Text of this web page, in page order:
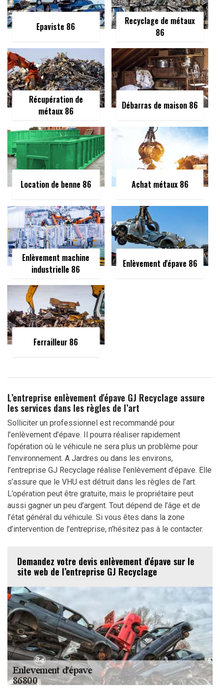
Epaviste 86
Recyclage de métaux
86
Récupération de
métaux 86
Débarras de maison 86
Location de benne 86 Achat métaux 86
Enlèvement machine
industrielle 86
Enlèvement d'épave 86
Ferrailleur 86
L’entreprise enlèvement d'épave GJ Recyclage assure
les services dans les règles de l’art
Solliciter un professionnel est recommandé pour
l’enlèvement d’épave. Il pourra réaliser rapidement
l’opération où le véhicule ne sera plus un problème pour
l’environnement. A Jardres ou dans les environs,
l’entreprise GJ Recyclage réalise l’enlèvement d’épave. Elle
s’assure que le VHU est détruit dans les règles de l’art.
L’opération peut être gratuite, mais le propriétaire peut
aussi gagner un peu d’argent. Tout dépend de l’âge et de
l’état général du véhicule. Si vous êtes dans la zone
d’intervention de l’entreprise, n’hésitez pas à le contacter.
Demandez votre devis enlèvement d'épave sur le
site web de l’entreprise GJ Recyclage